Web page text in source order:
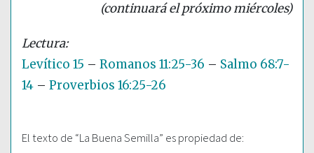
(continuará el próximo miércoles)
Levítico 15 – Romanos 11:25-36 – Salmo 68:7-
14 – Proverbios 16:25-26
El texto de “La Buena Semilla” es propiedad de: